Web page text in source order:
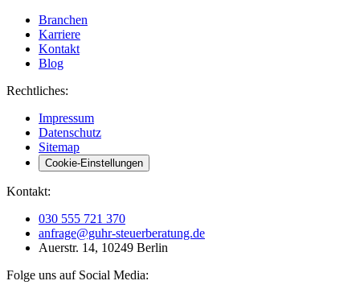
Branchen
Karriere
Kontakt
Blog
Rechtliches:
Impressum
Datenschutz
Sitemap
Cookie-Einstellungen
Kontakt:
030 555 721 370
anfrage@guhr-steuerberatung.de
Auerstr. 14, 10249 Berlin
Folge uns auf Social Media: